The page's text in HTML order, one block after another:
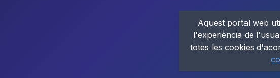
Aquest portal web
l'experiència de
totes les cookies